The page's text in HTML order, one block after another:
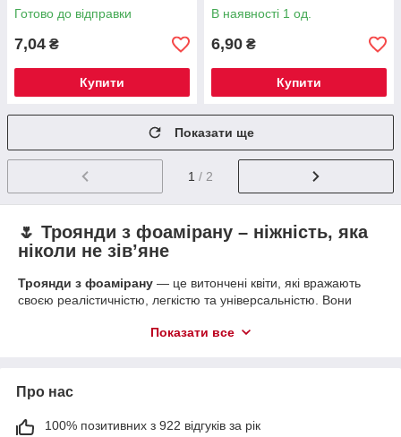
Готово до відправки
7,04 ₴
Купити
В наявності 1 од.
6,90 ₴
Купити
Показати ще
1 / 2
🌷 Троянди з фоамірану – ніжність, яка
ніколи не зів’яне
Троянди з фоамірану — це витончені квіти, які вражають
своєю реалістичністю, легкістю та універсальністю. Вони
фарбуванню, і саме тому так улюблений рукодільницями 💛
🎨 Де використовують троянди з фоамірану?
Показати все
Про нас
100% позитивних з 922 відгуків за рік